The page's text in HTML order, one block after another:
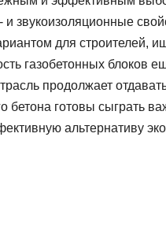
звукоизоляционные
для строителей,
газобетонных
продолжает
бетона готовы сыграть
альтернативу